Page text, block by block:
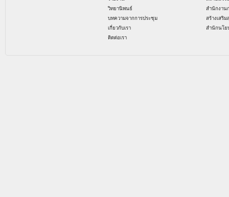
วิทยานิพนธ์
บทความจากการประชุม
เกี่ยวกับเรา
ติดต่อเรา
สำนักงาน
สร้างเสริ
สำนักนโย